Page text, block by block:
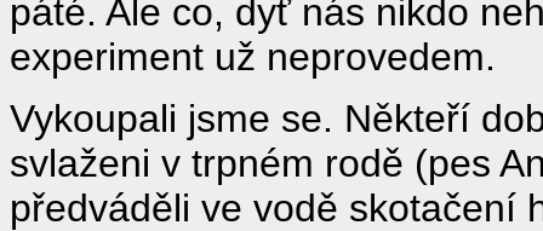
páté. Ale co, dyť nás nikdo
experiment už neprovedem.
Vykoupali jsme se. Někteří
svlaženi v trpném rodě (pes
předváděli ve vodě skotačení